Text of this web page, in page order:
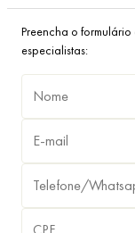
Preencha o
especialistas: